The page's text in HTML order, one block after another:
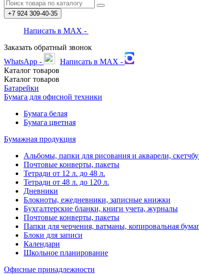
+7 924 309-40-35
Написать в MAX -
Заказать обратный звонок
WhatsApp -
Написать в MAX -
Каталог товаров
Каталог товаров
Батарейки
Бумага для офисной техники
Бумага белая
Бумага цветная
Бумажная продукция
Альбомы, папки для рисования и акварели,
Почтовые конверты, пакеты
Тетради от 12 л. до 48 л.
Тетради от 48 л. до 120 л.
Дневники
Блокноты, ежедневники, записные книжки
Бухгалтерские бланки, книги учета, журналы
Почтовые конверты, пакеты
Папки для черчения, ватманы, копировальная
Блоки для записи
Календари
Школьное планирование
Офисные принадлежности